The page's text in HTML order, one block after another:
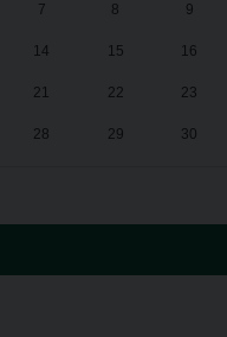
7 8 9
14 15 16
21 22 23
28 29 30